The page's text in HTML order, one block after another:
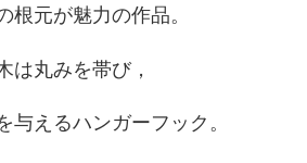
根元が魅力の作品。
は丸みを帯び，
与えるハンガーフック。